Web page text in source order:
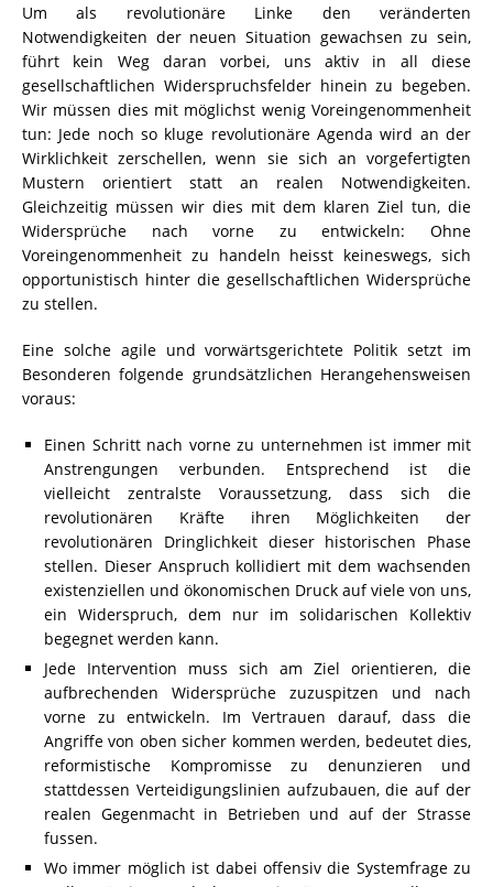
Um als revolutionäre Linke den veränderten
Notwendigkeiten der neuen Situation gewachsen zu sein,
führt kein Weg daran vorbei, uns aktiv in all diese
gesellschaftlichen Widerspruchsfelder hinein zu begeben.
Wir müssen dies mit möglichst wenig Voreingenommenheit
tun: Jede noch so kluge revolutionäre Agenda wird an der
Wirklichkeit zerschellen, wenn sie sich an vorgefertigten
Mustern orientiert statt an realen Notwendigkeiten.
Gleichzeitig müssen wir dies mit dem klaren Ziel tun, die
Widersprüche nach vorne zu entwickeln: Ohne
Voreingenommenheit zu handeln heisst keineswegs, sich
opportunistisch hinter die gesellschaftlichen Widersprüche
zu stellen.
Eine solche agile und vorwärtsgerichtete Politik setzt im
Besonderen folgende grundsätzlichen Herangehensweisen
voraus:
Einen Schritt nach vorne zu unternehmen ist immer mit
Anstrengungen verbunden. Entsprechend ist die
vielleicht zentralste Voraussetzung, dass sich die
revolutionären Kräfte ihren Möglichkeiten der
revolutionären Dringlichkeit dieser historischen Phase
stellen. Dieser Anspruch kollidiert mit dem wachsenden
existenziellen und ökonomischen Druck auf viele von uns,
ein Widerspruch, dem nur im solidarischen Kollektiv
begegnet werden kann.
Jede Intervention muss sich am Ziel orientieren, die
aufbrechenden Widersprüche zuzuspitzen und nach
vorne zu entwickeln. Im Vertrauen darauf, dass die
Angriffe von oben sicher kommen werden, bedeutet dies,
reformistische Kompromisse zu denunzieren und
stattdessen Verteidigungslinien aufzubauen, die auf der
realen Gegenmacht in Betrieben und auf der Strasse
fussen.
Wo immer möglich ist dabei offensiv die Systemfrage zu